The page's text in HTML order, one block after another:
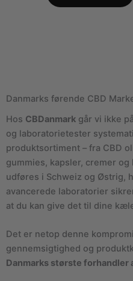
Danmarks førende CBD
Hos CBDanmark går vi ikke
og laboratorietester
produktsortiment – fra CBD
gummies, kapsler, cremer
udføres i Schweiz og Østrig,
avancerede laboratorier
at du kan give det til dine
Det er netop denne
gennemsigtighed og
Danmarks største forhandler